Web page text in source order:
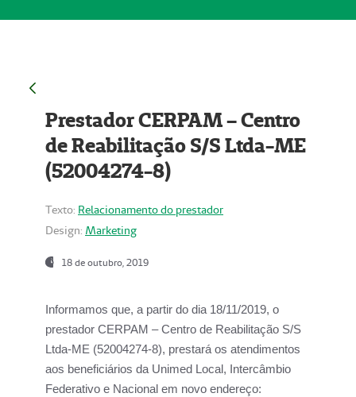
Prestador CERPAM – Centro
de Reabilitação S/S Ltda-ME
(52004274-8)
Texto: Relacionamento do prestador
Design: Marketing
18 de outubro, 2019
Informamos que, a partir do dia 18/11/2019, o
prestador CERPAM – Centro de Reabilitação S/S
Ltda-ME (52004274-8), prestará os atendimentos
aos beneficiários da Unimed Local, Intercâmbio
Federativo e Nacional em novo endereço: